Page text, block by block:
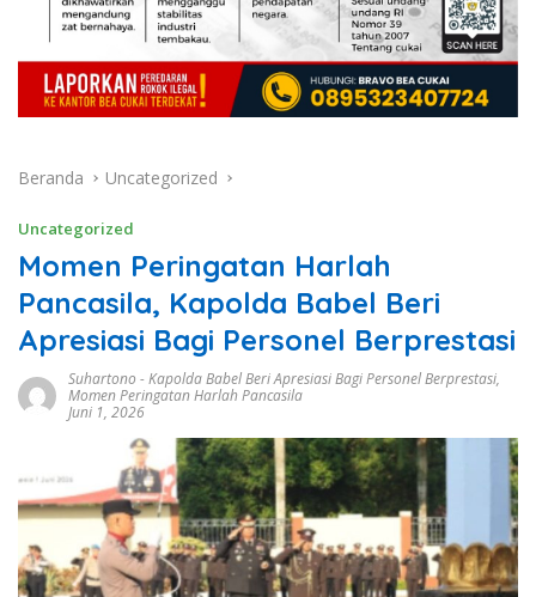
Beranda Uncategorized
Uncategorized
Momen Peringatan Harlah
Pancasila, Kapolda Babel Beri
Apresiasi Bagi Personel Berprestasi
Suhartono -Kapolda Babel Beri Apresiasi Bagi Personel Berprestasi,
Momen Peringatan Harlah Pancasila
Juni 1, 2026